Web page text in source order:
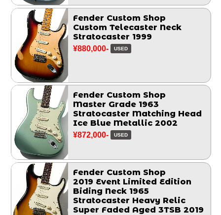
Fender Custom Shop
Custom Telecaster Neck
Stratocaster 1999
¥880,000- USED
Fender Custom Shop
Master Grade 1963
Stratocaster Matching Head
Ice Blue Metallic 2002
¥872,000- USED
Fender Custom Shop
2019 Event Limited Edition
Biding Neck 1965
Stratocaster Heavy Relic
Super Faded Aged 3TSB 2019